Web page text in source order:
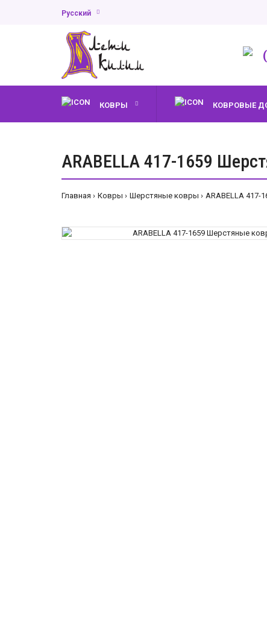
Русский
КОВРЫ КОВРОВЫЕ
ARABELLA 417-1659
Главная Ковры Шерстяные ковры ARABELLA 417-